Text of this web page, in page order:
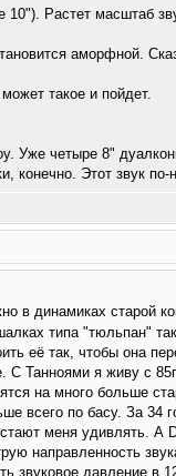
Растет масштаб
аморфной.
такое и пойдет.
Уже четыре 8"
конечно. Этот звук
в динамиках старой
типа "тюльпан"
её так, чтобы она
С Танноями я живу с
на много больше
всего по басу. За 34
меня удивлять. А
направленность
звуковое давление в